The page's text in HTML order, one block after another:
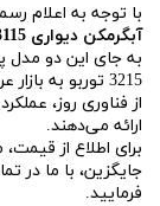
با توجه به اعلام
آبگرمکن دیواری B3115
3215 توربو به
از فناوری روز،
ارائه می‌دهند.
برای اطلاع از
جایگزین، با ما در
فرمایید.